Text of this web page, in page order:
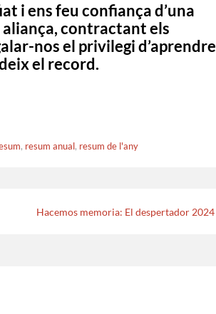
i ens feu confiança d’una
aliança, contractant els
nos el privilegi d’aprendre
el record.
, resum anual, resum de l'any
Hacemos memoria: El despertador 2024